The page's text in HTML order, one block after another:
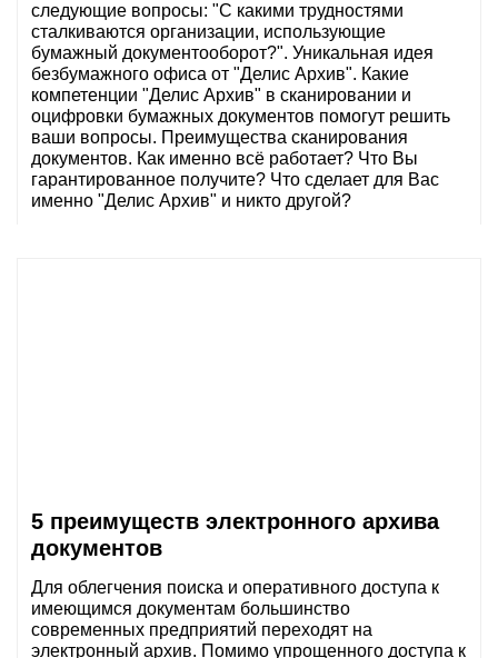
следующие вопросы: "С какими трудностями
сталкиваются организации, использующие
бумажный документооборот?". Уникальная идея
безбумажного офиса от "Делис Архив". Какие
компетенции "Делис Архив" в сканировании и
оцифровки бумажных документов помогут решить
ваши вопросы. Преимущества сканирования
документов. Как именно всё работает? Что Вы
гарантированное получите? Что сделает для Вас
именно "Делис Архив" и никто другой?
5 преимуществ электронного архива
документов
Для облегчения поиска и оперативного доступа к
имеющимся документам большинство
современных предприятий переходят на
электронный архив. Помимо упрощенного доступа к